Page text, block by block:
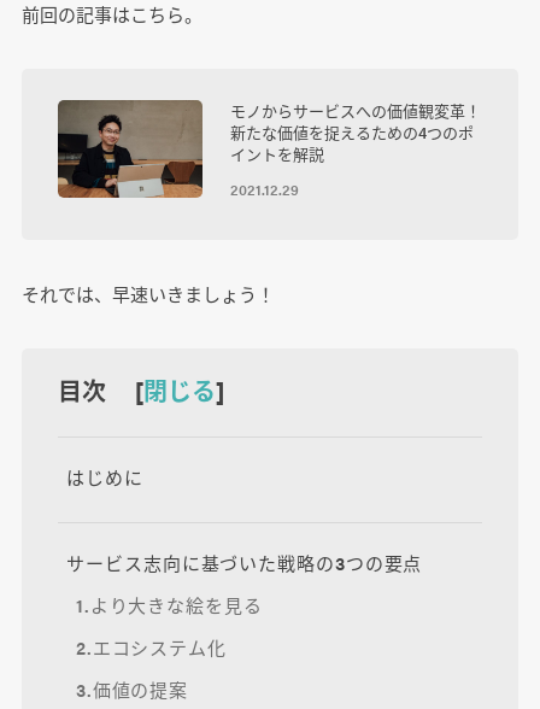
前回の記事はこちら。
モノからサービスへの価値観変革！
新たな価値を捉えるための4つのポ
イントを解説
2021.12.29
それでは、早速いきましょう！
目次 [閉じる]
はじめに
サービス志向に基づいた戦略の3つの要点
1.より大きな絵を見る
2.エコシステム化
3.価値の提案